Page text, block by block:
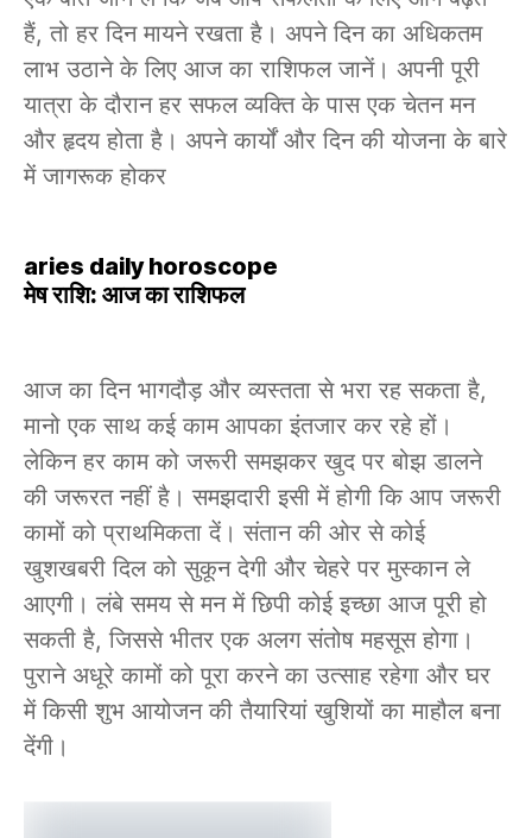
हैं, तो हर दिन मायने रखता है। अपने दिन का अधिकतम
लाभ उठाने के लिए आज का राशिफल जानें। अपनी पूरी
यात्रा के दौरान हर सफल व्यक्ति के पास एक चेतन मन
और हृदय होता है। अपने कार्यों और दिन की योजना के बारे
में जागरूक होकर
aries daily horoscope
मेष राशि: आज का राशिफल
आज का दिन भागदौड़ और व्यस्तता से भरा रह सकता है,
मानो एक साथ कई काम आपका इंतजार कर रहे हों।
लेकिन हर काम को जरूरी समझकर खुद पर बोझ डालने
की जरूरत नहीं है। समझदारी इसी में होगी कि आप जरूरी
कामों को प्राथमिकता दें। संतान की ओर से कोई
खुशखबरी दिल को सुकून देगी और चेहरे पर मुस्कान ले
आएगी। लंबे समय से मन में छिपी कोई इच्छा आज पूरी हो
सकती है, जिससे भीतर एक अलग संतोष महसूस होगा।
पुराने अधूरे कामों को पूरा करने का उत्साह रहेगा और घर
में किसी शुभ आयोजन की तैयारियां खुशियों का माहौल बना
देंगी।